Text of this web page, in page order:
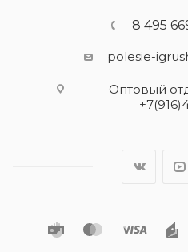
8 495
polesie-
Оптовый